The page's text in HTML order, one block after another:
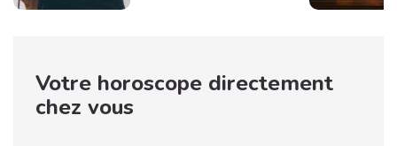
langage corporel, vous
pouvez déchiffrer ses
Votre horoscope directement
chez vous